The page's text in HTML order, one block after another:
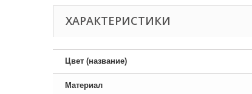
ХАРАКТЕРИСТИКИ
Цвет (название)
Материал